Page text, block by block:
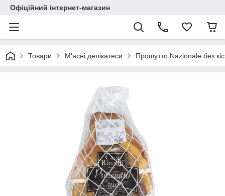
Офіційний інтернет-магазин
Товари М'ясні делікатеси Прошутто Nazionale без